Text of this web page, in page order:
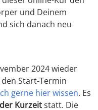
und Deinem
sich danach neu
2024 wieder
Start-Termin
gerne hier wissen. Es
Kurzeitstatt. Die